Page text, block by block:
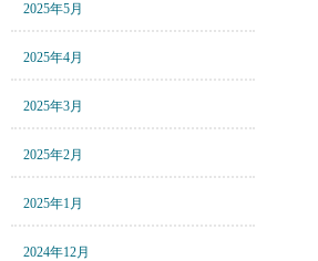
2025年5月
2025年4月
2025年3月
2025年2月
2025年1月
2024年12月